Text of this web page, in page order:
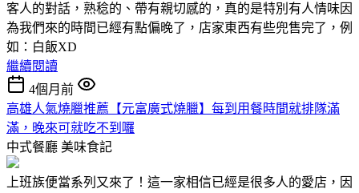
客人的對話，熟稔的、帶有親切感的，真的是特別有人情味因
為我們來的時間已經有點偏晚了，店家東西有些兜售完了，例
如：白飯XD
繼續閱讀
4個月前
高雄人氣燒臘推薦【元富廣式燒臘】每到用餐時間就排隊滿
滿，晚來可就吃不到囉
中式餐廳 美味食記
上班族便當系列又來了！這一家相信已經是很多人的愛店，因